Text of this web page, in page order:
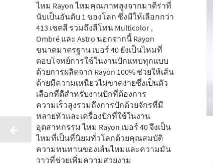
ไหม Rayon ไหมคุณภาพสูงจากมาดีร่าที่
นับเป็นอันดับ 1 ของโลก ซึ่งมีให้เลือกกว่า
413 เชดสี รวมถึงสีโทน Multicolor ,
Ombré และ Astro นอกจากนี้ Rayon
ขนาดมาตรฐาน เบอร์ 40 ยังเป็นไหมที่
ตอบโจทย์การใช้ในงานปักแทบทุกแบบ
ด้วยการผลิตจาก Rayon 100% ช่วยให้เส้น
ด้ายมีความเหนียวไม่ขาดง่ายซึ่งเป็นตัว
เลือกที่ดีสำหรับงานปักที่ต้องการ
ความเร็วสูงรวมถึงการปักด้วยจักรที่มี
หลายหัวและเครื่องปักที่ใช้ในงาน
อุตสาหกรรม ไหม Rayon เบอร์ 40 จึงเป็น
ไหมที่เป็นที่นิยมทั่วโลกด้วยคุณสมบัติ
ความทนทานของเส้นไหมและความมัน
วาวที่ช่วยเพิ่มความสวยงาม